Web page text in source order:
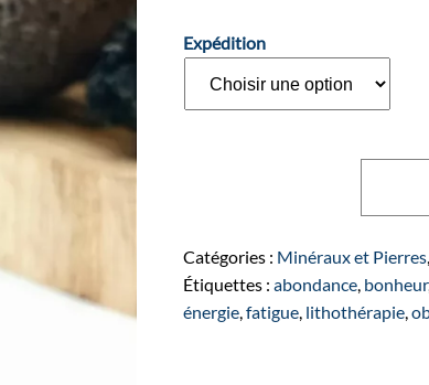
Expédition
taillée
de
Citrine
Catégories : Minéraux et Pierres,
Étiquettes :abondance, bonheur
énergie,fatigue, lithothérapie,